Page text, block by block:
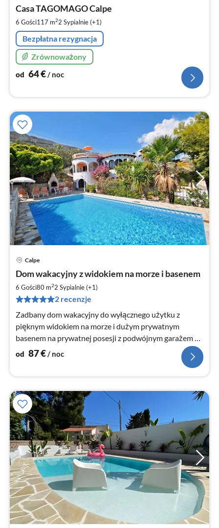
Casa TAGOMAGO Calpe
6 Gości117 m22 Sypialnie (+1)
Bezpłatna rezygnacja
Zrównoważony
od 64€/ noc
Calpe
Dom wakacyjny z widokiem na morze i basenem
6 Gości80 m22 Sypialnie (+1)
2 recenzje
Zadbany dom wakacyjny do wyłącznego użytku z
pięknym widokiem na morze i dużym prywatnym
basenem na prywatnej posesji z podwójnym garażem w
pięknej okolicy panoramicznej w Calpe położony
od 87€/ noc